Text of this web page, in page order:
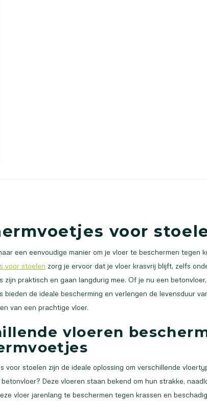
voor
een eenvoudige manier om je vloer te beschermen tegen
voor stoelen zorg je ervoor dat je vloer krasvrij blijft, zelfs
zijn praktisch en gaan langdurig mee. Of je nu een
bieden de ideale bescherming en verlengen de levensduur
van een prachtige vloer.
vloeren
voor stoelen zijn de ideale oplossing om verschillende
Deze vloeren staan bekend om hun strakke,
vloer jarenlang te beschermen tegen krassen en